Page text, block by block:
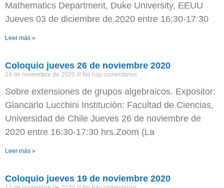
Mathematics Department, Duke University, EEUU
Jueves 03 de diciembre de 2020 entre 16:30-17:30
Leer más »
Coloquio jueves 26 de noviembre 2020
24 de noviembre de 2020 No hay comentarios
Sobre extensiones de grupos algebraicos. Expositor:
Giancarlo Lucchini Institución: Facultad de Ciencias,
Universidad de Chile Jueves 26 de noviembre de
2020 entre 16:30-17:30 hrs.Zoom (La
Leer más »
Coloquio jueves 19 de noviembre 2020